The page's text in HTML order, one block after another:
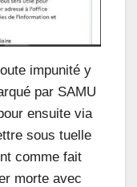
impunité y
par SAMU
ensuite via
sous tuelle
comme fait
morte avec